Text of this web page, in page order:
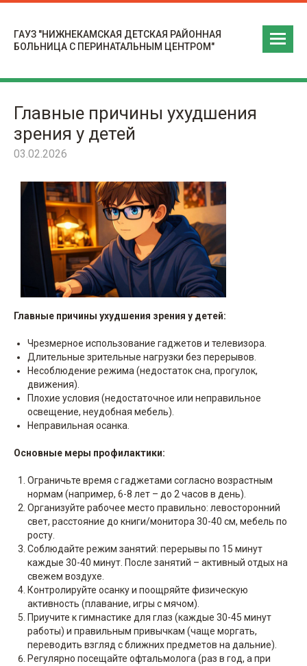
ГАУЗ "НИЖНЕКАМСКАЯ ДЕТСКАЯ РАЙОННАЯ
БОЛЬНИЦА С ПЕРИНАТАЛЬНЫМ ЦЕНТРОМ"
Главные причины ухудшения
зрения у детей
03.02.2026
Главные причины ухудшения зрения у детей:
Чрезмерное использование гаджетов и телевизора.
Длительные зрительные нагрузки без перерывов.
Несоблюдение режима (недостаток сна, прогулок,
движения).
Плохие условия (недостаточное или неправильное
освещение, неудобная мебель).
Неправильная осанка.
Основные меры профилактики:
Ограничьте время с гаджетами согласно возрастным
нормам (например, 6-8 лет – до 2 часов в день).
Организуйте рабочее место правильно: левосторонний
свет, расстояние до книги/монитора 30-40 см, мебель по
росту.
Соблюдайте режим занятий: перерывы по 15 минут
каждые 30-40 минут. После занятий – активный отдых на
свежем воздухе.
Контролируйте осанку и поощряйте физическую
активность (плавание, игры с мячом).
Приучите к гимнастике для глаз (каждые 30-45 минут
работы) и правильным привычкам (чаще моргать,
переводить взгляд с ближних предметов на дальние).
Регулярно посещайте офтальмолога (раз в год, а при